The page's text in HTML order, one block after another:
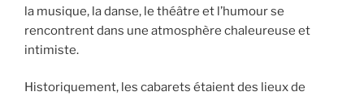
la musique, la danse, le théâtre et l’humour se
rencontrent dans une atmosphère chaleureuse et
intimiste.
Historiquement, les cabarets étaient des lieux de